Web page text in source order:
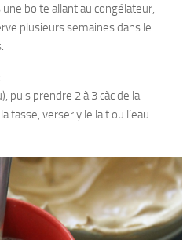
boite allant au congélateur,
plusieurs semaines dans le
puis prendre 2 à 3 càc de la
tasse, verser y le lait ou l’eau